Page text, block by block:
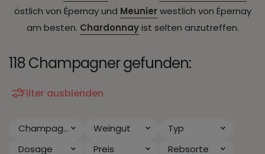
östlich von Épernay und Meunierwestlich von Épernay
am besten. Chardonnayist selten anzutreffen.
118 Champagner gefunden:
Filter ausblenden
Champagne - Vallée de la Marne
Weingut
Typ
Dosage
Preis
Rebsorte